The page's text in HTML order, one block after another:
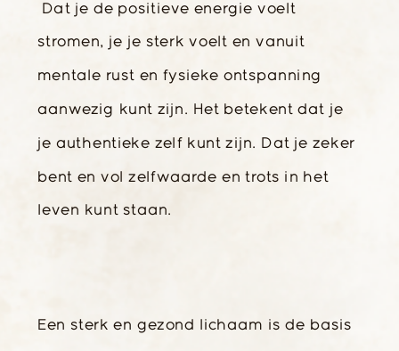
Een sterk en gezond lichaam is de basis
Dat je de positieve energie voelt
stromen, je je sterk voelt en vanuit
mentale rust en fysieke ontspanning
aanwezig kunt zijn. Het betekent dat je
je authentieke zelf kunt zijn. Dat je zeker
bent en vol zelfwaarde en trots in het
leven kunt staan.